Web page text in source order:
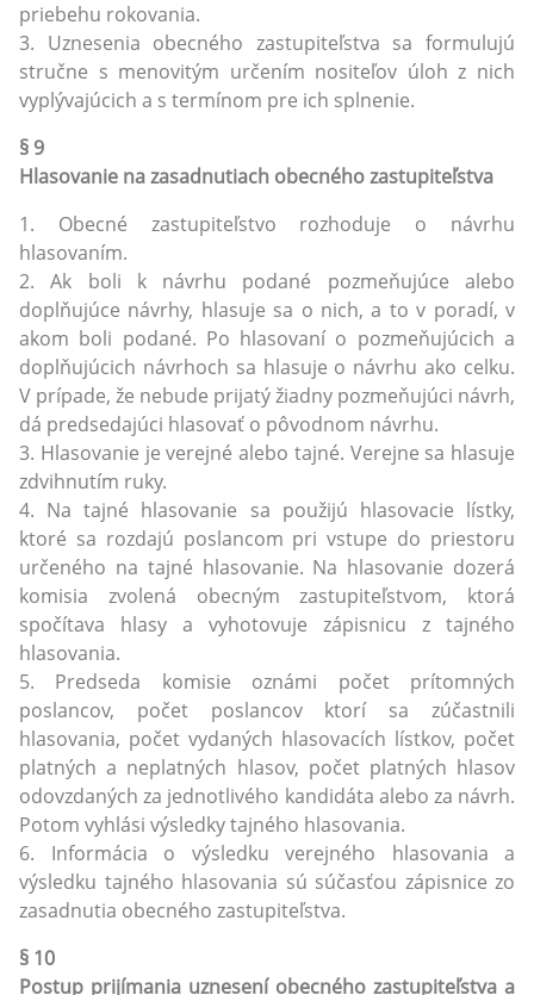
priebehu rokovania.
3. Uznesenia obecného zastupiteľstva sa formulujú
stručne s menovitým určením nositeľov úloh z nich
vyplývajúcich a s termínom pre ich splnenie.
§ 9
Hlasovanie na zasadnutiach obecného zastupiteľstva
1. Obecné zastupiteľstvo rozhoduje o návrhu
hlasovaním.
2. Ak boli k návrhu podané pozmeňujúce alebo
doplňujúce návrhy, hlasuje sa o nich, a to v poradí, v
akom boli podané. Po hlasovaní o pozmeňujúcich a
doplňujúcich návrhoch sa hlasuje o návrhu ako celku.
V prípade, že nebude prijatý žiadny pozmeňujúci návrh,
dá predsedajúci hlasovať o pôvodnom návrhu.
3. Hlasovanie je verejné alebo tajné. Verejne sa hlasuje
zdvihnutím ruky.
4. Na tajné hlasovanie sa použijú hlasovacie lístky,
ktoré sa rozdajú poslancom pri vstupe do priestoru
určeného na tajné hlasovanie. Na hlasovanie dozerá
komisia zvolená obecným zastupiteľstvom, ktorá
spočítava hlasy a vyhotovuje zápisnicu z tajného
hlasovania.
5. Predseda komisie oznámi počet prítomných
poslancov, počet poslancov ktorí sa zúčastnili
hlasovania, počet vydaných hlasovacích lístkov, počet
platných a neplatných hlasov, počet platných hlasov
odovzdaných za jednotlivého kandidáta alebo za návrh.
Potom vyhlási výsledky tajného hlasovania.
6. Informácia o výsledku verejného hlasovania a
výsledku tajného hlasovania sú súčasťou zápisnice zo
zasadnutia obecného zastupiteľstva.
§ 10
Postup prijímania uznesení obecného zastupiteľstva a